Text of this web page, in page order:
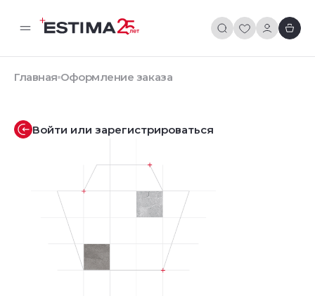
Главная Оформление заказа
Войти или зарегистрироваться